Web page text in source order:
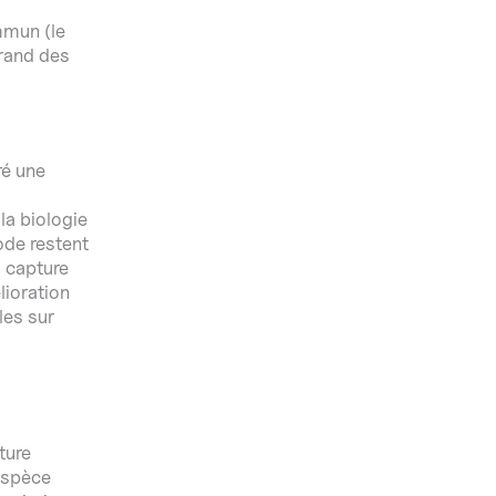
(le
des
une
biologie
restent
capture
sur